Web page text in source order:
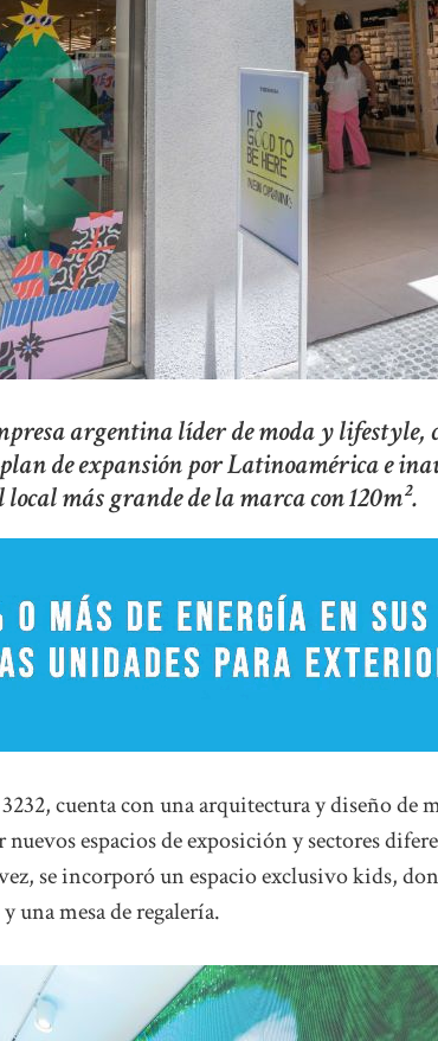
argentina líder de moda y lifestyle,
de expansión por Latinoamérica e
local más grande de la marca con 120m².
cuenta con una arquitectura y diseño
nuevos espacios de exposición y sectores
se incorporó un espacio exclusivo kids,
una mesa de regalería.